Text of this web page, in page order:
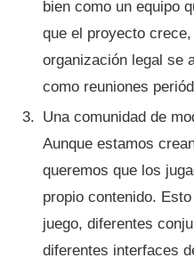
bien como un equipo
que el proyecto
organización legal se
como reuniones
Una comunidad de
Aunque estamos
queremos que los
propio contenido.
juego, diferentes
diferentes interfaces